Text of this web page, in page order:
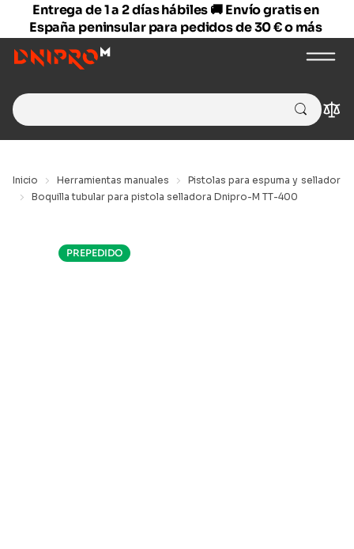
Entrega de 1 a 2 días hábiles 🚚 Envío gratis en
España peninsular para pedidos de 30 € o más
Search
for:
Inicio Herramientas manuales
Pistolas para espuma y sellador
Boquilla tubular para pistola selladora Dnipro-M TT-400
PREPEDIDO